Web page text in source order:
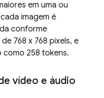
em uma ou
imagem é
conforme
768 x 768 pixels, e
258 tokens.
vídeo e áudio